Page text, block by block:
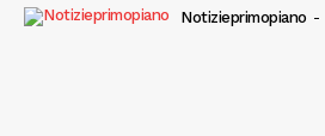
Notizieprimopiano -